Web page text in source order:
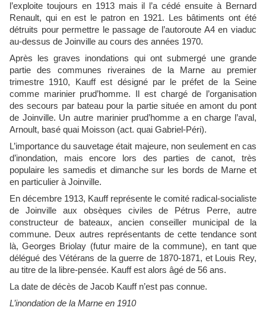
l’exploite toujours en 1913 mais il l’a cédé ensuite à Bernard
Renault, qui en est le patron en 1921. Les bâtiments ont été
détruits pour permettre le passage de l’autoroute A4 en viaduc
au-dessus de Joinville au cours des années 1970.
Après les graves inondations qui ont submergé une grande
partie des communes riveraines de la Marne au premier
trimestre 1910, Kauff est désigné par le préfet de la Seine
comme marinier prud’homme. Il est chargé de l’organisation
des secours par bateau pour la partie située en amont du pont
de Joinville. Un autre marinier prud’homme a en charge l’aval,
Arnoult, basé quai Moisson (act. quai Gabriel-Péri).
L’importance du sauvetage était majeure, non seulement en cas
d’inondation, mais encore lors des parties de canot, très
populaire les samedis et dimanche sur les bords de Marne et
en particulier à Joinville.
En décembre 1913, Kauff représente le comité radical-socialiste
de Joinville aux obsèques civiles de Pétrus Perre, autre
constructeur de bateaux, ancien conseiller municipal de la
commune. Deux autres représentants de cette tendance sont
là, Georges Briolay (futur maire de la commune), en tant que
délégué des Vétérans de la guerre de 1870-1871, et Louis Rey,
au titre de la libre-pensée. Kauff est alors âgé de 56 ans.
La date de décès de Jacob Kauff n’est pas connue.
L’inondation de la Marne en 1910